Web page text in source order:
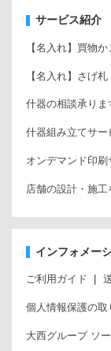
サービス紹介
【名入れ】買物か
【名入れ】さげ札
什器の相談承りま
什器組み立てサー
オンデマンド印刷
店舗の設計・施
インフォメー
ご利用ガイド
個人情報保護の取
大西グループ ソ